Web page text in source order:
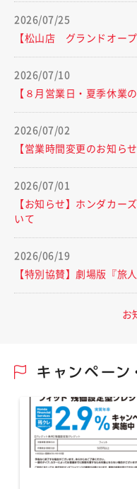
2026/07/25
【松山店 グランドオープ
2026/07/10
【８月営業日・夏季休業
2026/07/02
【営業時間変更のお知らせ
2026/07/01
【お知らせ】ホンダカー
いて
2026/06/19
【特別協賛】劇場版『旅
お